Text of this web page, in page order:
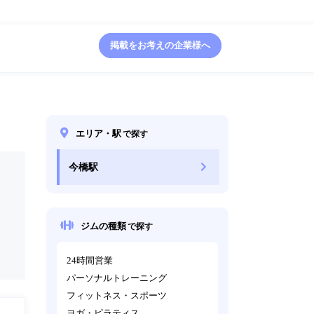
掲載をお考えの企業様へ
エリア・駅で探す
今橋駅
ジムの種類で探す
24時間営業
パーソナルトレーニング
フィットネス・スポーツ